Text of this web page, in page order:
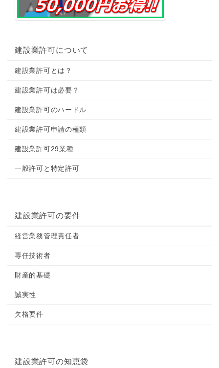
建設業許可について
建設業許可とは？
建設業許可は必要？
建設業許可のハードル
建設業許可申請の種類
建設業許可29業種
一般許可と特定許可
建設業許可の要件
経営業務管理責任者
専任技術者
財産的基礎
誠実性
欠格要件
建設業許可の知恵袋